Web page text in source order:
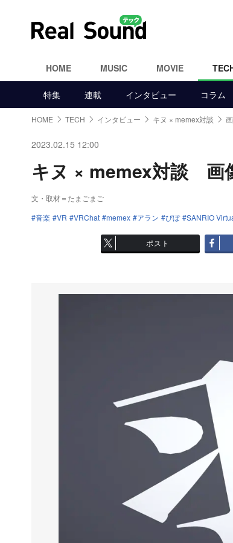
HOME MUSIC MOVIE
特集 連載 インタビュー コラム
HOME TECH インタビュー キヌ × memex対談
2023.02.15 12:00
キヌ × memex対談 画
文・取材＝たまごまご
音楽
VR VRChat memex アラン ぴぼ SANRIO
ポスト